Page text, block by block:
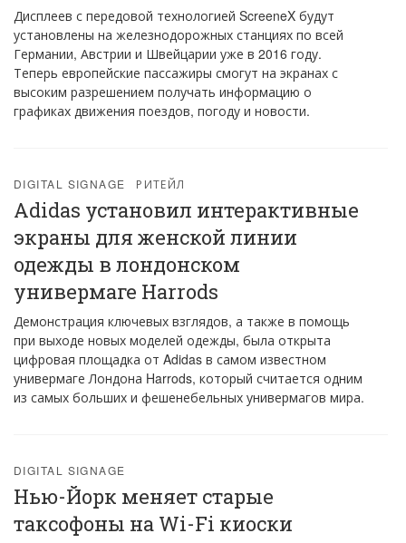
Дисплеев с передовой технологией ScreeneX будут
установлены на железнодорожных станциях по всей
Германии, Австрии и Швейцарии уже в 2016 году.
Теперь европейские пассажиры смогут на экранах с
высоким разрешением получать информацию о
графиках движения поездов, погоду и новости.
DIGITAL SIGNAGE РИТЕЙЛ
Adidas установил интерактивные
экраны для женской линии
одежды в лондонском
универмаге Harrods
Демонстрация ключевых взглядов, а также в помощь
при выходе новых моделей одежды, была открыта
цифровая площадка от Adidas в самом известном
универмаге Лондона Harrods, который считается одним
из самых больших и фешенебельных универмагов мира.
DIGITAL SIGNAGE
Нью-Йорк меняет старые
таксофоны на Wi-Fi киоски